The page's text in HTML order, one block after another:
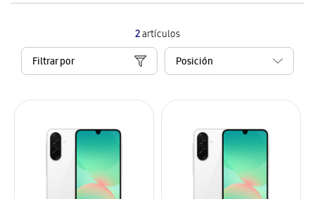
2artículos
Filtrar por